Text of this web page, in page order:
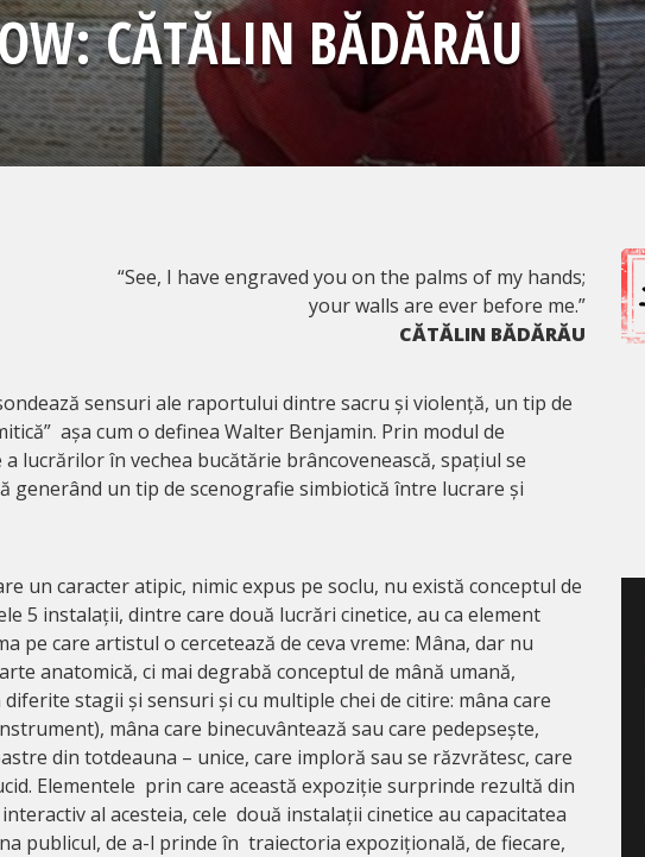
CĂTĂLIN BĂDĂRĂU
“See, I have engraved you on the palms of my hands;
your walls are ever before me.”
CĂTĂLIN BĂDĂRĂU
sensuri ale raportului dintre sacru și violență, un tip de
așa cum o definea Walter Benjamin. Prin modul de
a lucrărilor în vechea bucătărie brâncovenească, spațiul se
generând un tip de scenografie simbiotică între lucrare și
un caracter atipic, nimic expus pe soclu, nu există conceptul de
5 instalații, dintre care două lucrări cinetice, au ca element
pe care artistul o cercetează de ceva vreme: Mâna, dar nu
anatomică, ci mai degrabă conceptul de mână umană,
stagii și sensuri și cu multiple chei de citire: mâna care
mâna care binecuvântează sau care pedepsește,
din totdeauna – unice, care imploră sau se răzvrătesc, care
Elementele prin care această expoziție surprinde rezultă din
al acesteia, cele două instalații cinetice au capacitatea
publicul, de a-l prinde în traiectoria expozițională, de fiecare,